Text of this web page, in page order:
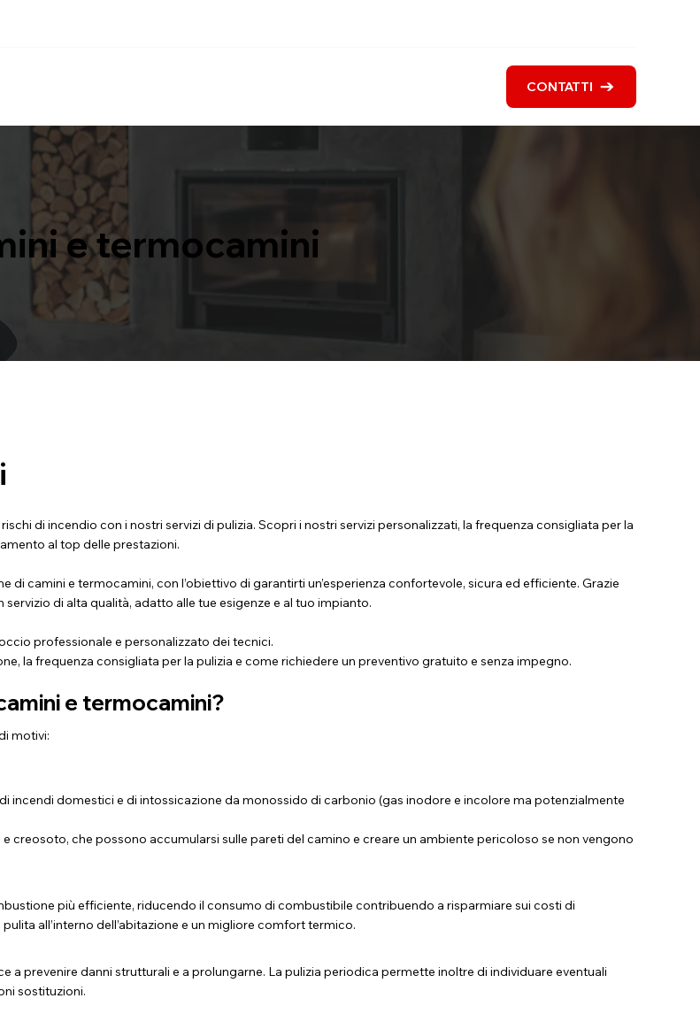
CONTATTI
e termocamini
di incendio con i nostri servizi di pulizia. Scopri i nostri servizi personalizzati, la frequenza consigliata per la
al top delle prestazioni.
di camini e termocamini, con l’obiettivo di garantirti un’esperienza confortevole, sicura ed efficiente. Grazie
servizio di alta qualità, adatto alle tue esigenze e al tuo impianto.
professionale e personalizzato dei tecnici.
la frequenza consigliata per la pulizia e come richiedere un preventivo gratuito e senza impegno.
e termocamini?
motivi:
incendi domestici e di intossicazione da monossido di carbonio (gas inodore e incolore ma potenzialmente
che possono accumularsi sulle pareti del camino e creare un ambiente pericoloso se non vengono
più efficiente, riducendo il consumo di combustibile contribuendo a risparmiare sui costi di
all’interno dell’abitazione e un migliore comfort termico.
prevenire danni strutturali e a prolungarne. La pulizia periodica permette inoltre di individuare eventuali
sostituzioni.